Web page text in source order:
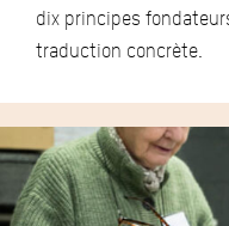
dix principes
traduction concrète.